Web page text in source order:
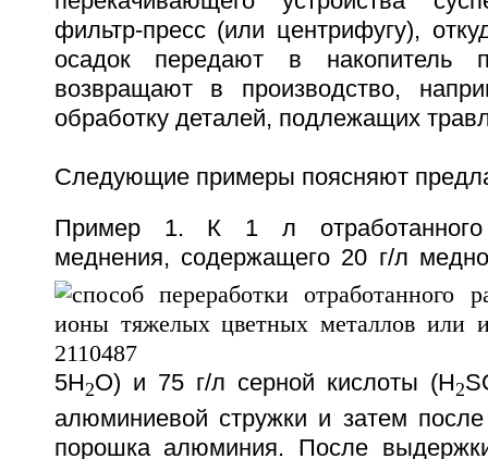
фильтр-пресс (или центрифугу),
осадок передают в накопитель
возвращают в производство,
обработку деталей, подлежащих
Следующие примеры поясняют
Пример 1. К 1 л отработанного
меднения, содержащего 20 г/л
5H2O) и 75 г/л серной кислоты (H2
алюминиевой стружки и затем
порошка алюминия. После